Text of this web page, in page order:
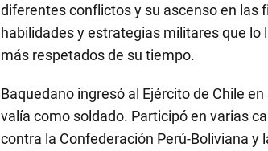
diferentes conflictos y su ascenso en
habilidades y estrategias militares que
más respetados de su tiempo.
Baquedano ingresó al Ejército de Chile
valía como soldado. Participó en varias
contra la Confederación Perú-Boliviana y